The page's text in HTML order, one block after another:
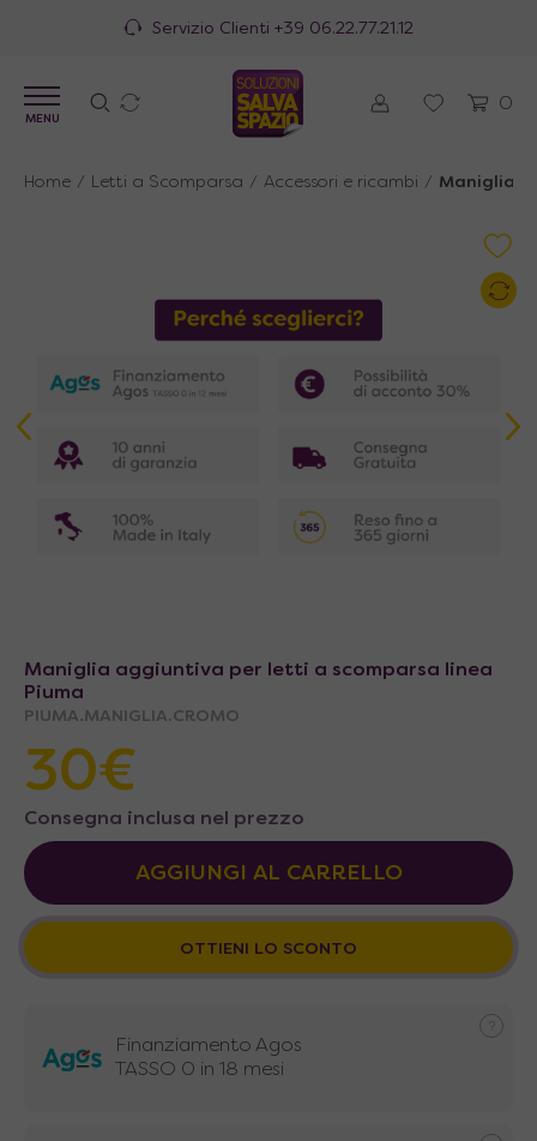
Servizio Clienti +39 06.22.77.21.12
0
MENU
Home / Letti a Scomparsa / Accessori e ricambi / Maniglia
Maniglia aggiuntiva per letti a scomparsa linea
Piuma
PIUMA.MANIGLIA.CROMO
30€
Consegna inclusa nel prezzo
AGGIUNGI AL CARRELLO
OTTIENI LO SCONTO
Finanziamento Agos
TASSO 0 in 18 mesi